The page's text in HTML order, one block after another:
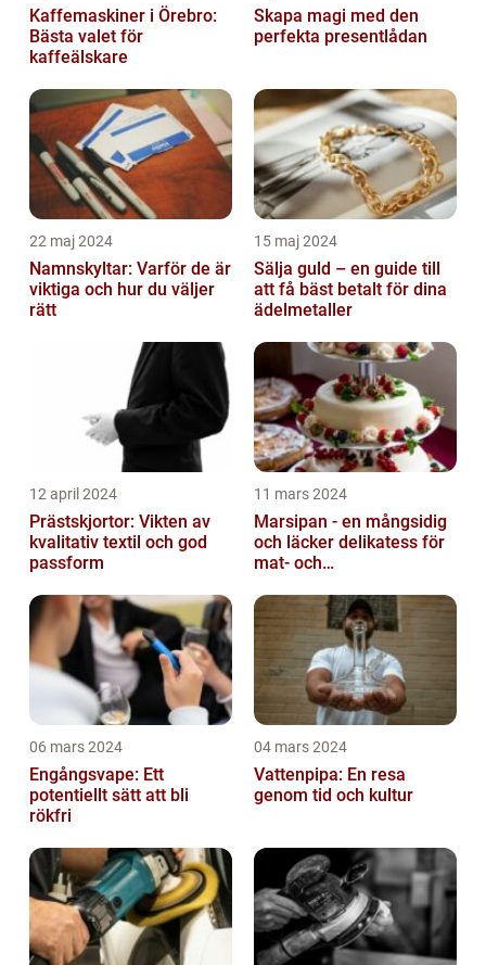
Kaffemaskiner i Örebro:
Bästa valet för
kaffeälskare
Skapa magi med den
perfekta presentlådan
22 maj 2024
Namnskyltar: Varför de är
viktiga och hur du väljer
rätt
15 maj 2024
Sälja guld – en guide till
att få bäst betalt för dina
ädelmetaller
12 april 2024
Prästskjortor: Vikten av
kvalitativ textil och god
passform
11 mars 2024
Marsipan - en mångsidig
och läcker delikatess för
mat- och
06 mars 2024
Engångsvape: Ett
potentiellt sätt att bli
rökfri
04 mars 2024
Vattenpipa: En resa
genom tid och kultur